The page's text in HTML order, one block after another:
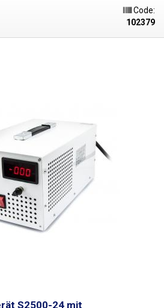
dem Display ist eine
bis 24,5V möglich. Das Netzteil verfügt
mit weißer Pulverbeschichtung
Code:
102379
S2500-24 mit